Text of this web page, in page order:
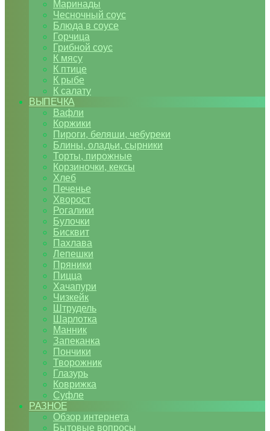
Маринады
Чесночный соус
Блюда в соусе
Горчица
Грибной соус
К мясу
К птице
К рыбе
К салату
ВЫПЕЧКА
Вафли
Коржики
Пироги, беляши, чебуреки
Блины, оладьи, сырники
Торты, пирожные
Корзиночки, кексы
Хлеб
Печенье
Хворост
Рогалики
Булочки
Бисквит
Пахлава
Лепешки
Пряники
Пицца
Хачапури
Чизкейк
Штрудель
Шарлотка
Манник
Запеканка
Пончики
Творожник
Глазурь
Коврижка
Суфле
РАЗНОЕ
Обзор интернета
Бытовые вопросы